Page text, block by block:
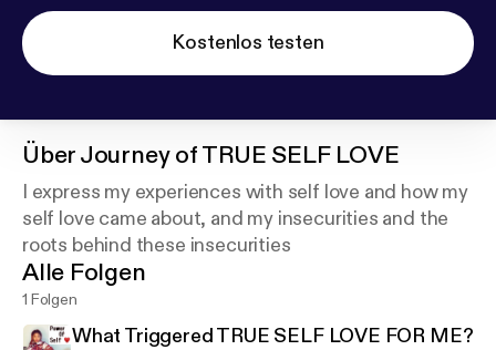
Kostenlos testen
ÜberJourney of TRUE SELF LOVE
I express my experiences with self love and how my
self love came about, and my insecurities and the
roots behind these insecurities
Alle Folgen
1 Folgen
What Triggered TRUE SELF LOVE FOR ME?